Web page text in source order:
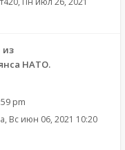
из
НАТО.
pm
, Вс июн 06, 2021 10:20